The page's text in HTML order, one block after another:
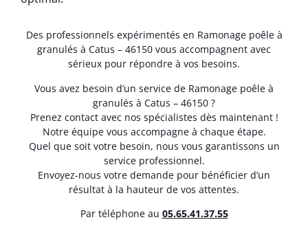
Des professionnels expérimentés en Ramonage poêle à
granulés à Catus – 46150 vous accompagnent avec
sérieux pour répondre à vos besoins.
Vous avez besoin d’un service de Ramonage poêle à
granulés à Catus – 46150 ?
Prenez contact avec nos spécialistes dès maintenant !
Notre équipe vous accompagne à chaque étape.
Quel que soit votre besoin, nous vous garantissons un
service professionnel.
Envoyez-nous votre demande pour bénéficier d’un
résultat à la hauteur de vos attentes.
Par téléphone au 05.65.41.37.55